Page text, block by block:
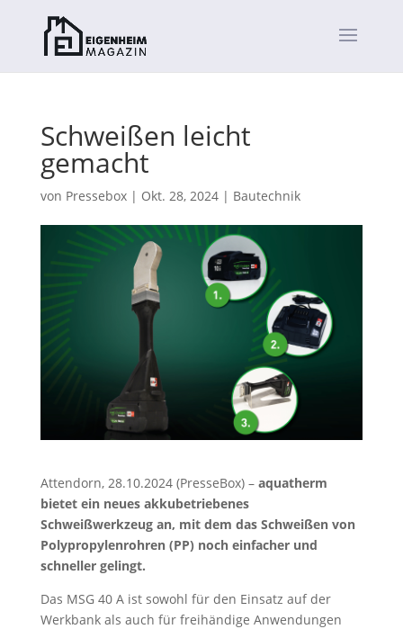
Schweißen leicht
gemacht
von Pressebox| Okt. 28, 2024| Bautechnik
Attendorn, 28.10.2024 (PresseBox) – aquatherm
bietet ein neues akkubetriebenes
Schweißwerkzeug an, mit dem das Schweißen von
Polypropylenrohren (PP) noch einfacher und
schneller gelingt.
Das MSG 40 A ist sowohl für den Einsatz auf der
Werkbank als auch für freihändige Anwendungen